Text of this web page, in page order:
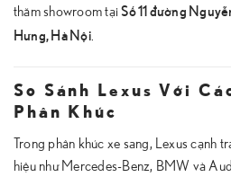
thăm showroom tạiSố 11 đường
Hưng, Hà Nội.
So Sánh Lexus Với
Phân Khúc
Trong phân khúc xe sang, Lexus cạnh
hiệu như Mercedes-Benz, BMW và